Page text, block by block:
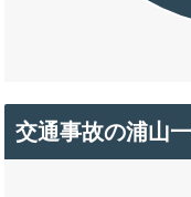
交通事故の浦山